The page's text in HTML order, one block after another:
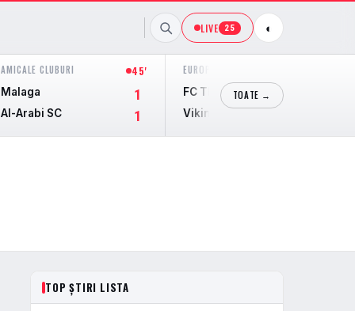
LIVE 25 ◐
AMICALE CLUBURI 45'
Malaga 1
Al-Arabi SC 1
EUROPA LEAGUE
FC Thun
Vikingur Reykjavik
TOATE →
TOP ȘTIRI LISTA